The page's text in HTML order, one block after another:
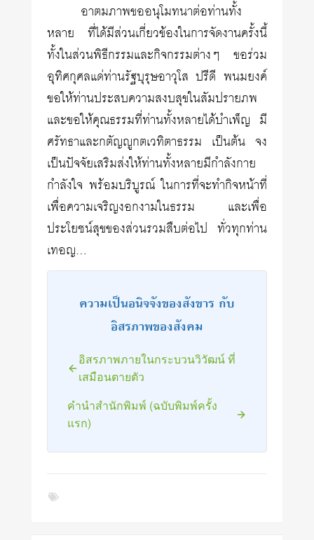
อาตมภาพขออนุโมทนาต่อท่านทั้ง
หลาย ที่ได้มีส่วนเกี่ยวข้องในการจัดงานครั้งนี้
ทั้งในส่วนพิธีกรรมและกิจกรรมต่างๆ ขอร่วม
อุทิศกุศลแด่ท่านรัฐบุรุษอาวุโส ปรีดี พนมยงค์
ขอให้ท่านประสบความสงบสุขในสัมปรายภพ
และขอให้คุณธรรมที่ท่านทั้งหลายได้บำเพ็ญ มี
ศรัทธาและกตัญญูกตเวทิตาธรรม เป็นต้น จง
เป็นปัจจัยเสริมส่งให้ท่านทั้งหลายมีกำลังกาย
กำลังใจ พร้อมบริบูรณ์ ในการที่จะทำกิจหน้าที่
เพื่อความเจริญงอกงามในธรรม และเพื่อ
ประโยชน์สุขของส่วนรวมสืบต่อไป ทั่วทุกท่าน
เทอญ…
ความเป็นอนิจจังของสังขาร กับ
อิสรภาพของสังคม
อิสรภาพภายในกระบวนวิวัฒน์ ที่
เสมือนตายตัว
คำนำสำนักพิมพ์ (ฉบับพิมพ์ครั้ง
แรก)